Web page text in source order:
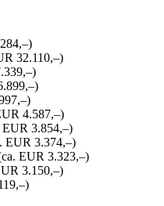
32.110,–)
4.587,–)
EUR 3.854,–)
EUR 3.374,–)
EUR 3.323,–)
3.150,–)